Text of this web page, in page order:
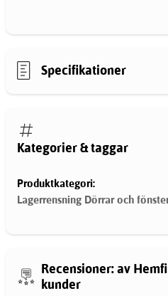
Specifikationer
Kategorier & taggar
Produktkategori:
Lagerrensning Dörrar och
Recensioner: av
kunder